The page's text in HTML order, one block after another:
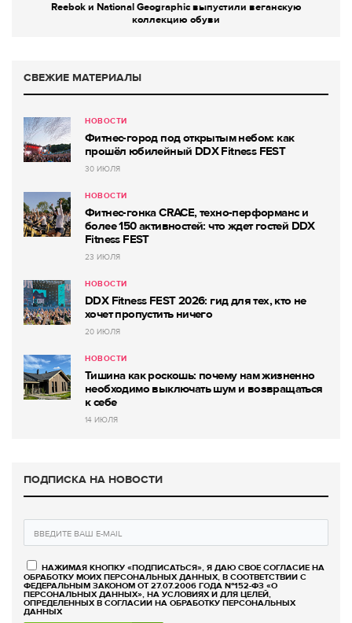
Reebok и National Geographic выпустили веганскую
коллекцию обуви
СВЕЖИЕ МАТЕРИАЛЫ
НОВОСТИ
Фитнес-город под открытым небом: как
прошёл юбилейный DDX Fitness FEST
30 ИЮЛЯ
НОВОСТИ
Фитнес-гонка CRACE, техно-перформанс и
более 150 активностей: что ждет гостей DDX
Fitness FEST
23 ИЮЛЯ
НОВОСТИ
DDX Fitness FEST 2026: гид для тех, кто не
хочет пропустить ничего
20 ИЮЛЯ
НОВОСТИ
Тишина как роскошь: почему нам жизненно
необходимо выключать шум и возвращаться
к себе
14 ИЮЛЯ
ПОДПИСКА НА НОВОСТИ
НАЖИМАЯ КНОПКУ «ПОДПИСАТЬСЯ», Я ДАЮ СВОЕ СОГЛАСИЕ НА
ОБРАБОТКУ МОИХ ПЕРСОНАЛЬНЫХ ДАННЫХ, В СООТВЕТСТВИИ С
ФЕДЕРАЛЬНЫМ ЗАКОНОМ ОТ 27.07.2006 ГОДА №152-ФЗ «О
ПЕРСОНАЛЬНЫХ ДАННЫХ», НА УСЛОВИЯХ И ДЛЯ ЦЕЛЕЙ,
ОПРЕДЕЛЕННЫХ В СОГЛАСИИ НА ОБРАБОТКУ ПЕРСОНАЛЬНЫХ
ДАННЫХ